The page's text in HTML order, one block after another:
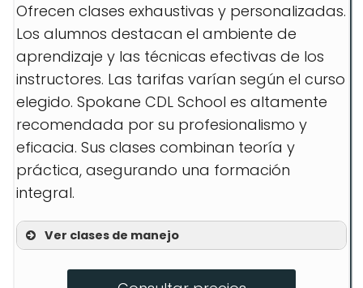
Ofrecen clases exhaustivas y personalizadas.
Los alumnos destacan el ambiente de
aprendizaje y las técnicas efectivas de los
instructores. Las tarifas varían según el curso
elegido. Spokane CDL School es altamente
recomendada por su profesionalismo y
eficacia. Sus clases combinan teoría y
práctica, asegurando una formación
integral.
Ver clases de manejo